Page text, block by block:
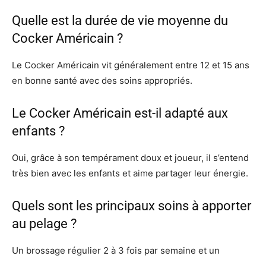
Quelle est la durée de vie moyenne du
Cocker Américain ?
Le Cocker Américain vit généralement entre 12 et 15 ans
en bonne santé avec des soins appropriés.
Le Cocker Américain est-il adapté aux
enfants ?
Oui, grâce à son tempérament doux et joueur, il s’entend
très bien avec les enfants et aime partager leur énergie.
Quels sont les principaux soins à apporter
au pelage ?
Un brossage régulier 2 à 3 fois par semaine et un